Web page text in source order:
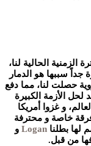
الحالية لنا،
سببها هو الدمار
حصلت لنا، مما دفع
الأزمة الكبيرة
و غزوا أمريكا
خاصة و محترفة
Logan و
من قبل.